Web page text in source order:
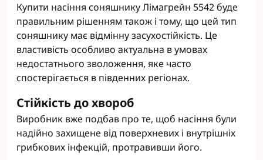
Купити насіння соняшнику Лімагрейн 5542 буде
правильним рішенням також і тому, що цей тип
соняшнику має відмінну засухостійкість. Це
властивість особливо актуальна в умовах
недостатнього зволоження, яке часто
спостерігається в південних регіонах.
Стійкість до хвороб
Виробник вже подбав про те, щоб насіння були
надійно захищене від поверхневих і внутрішніх
грибкових інфекцій, протравивши його.